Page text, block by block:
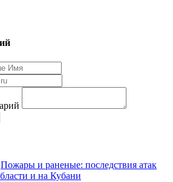
Пожары и раненые: последствия атак
и на Кубани